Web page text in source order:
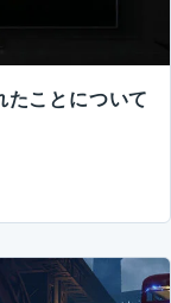
ことについて